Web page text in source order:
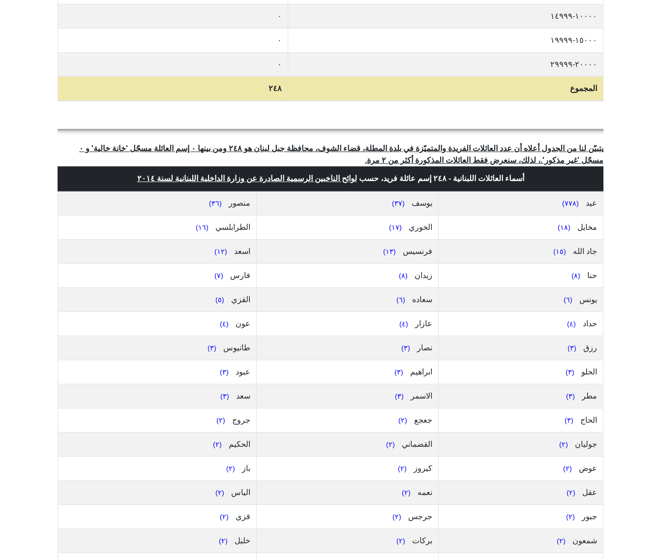
١٠٠٠٠-١٤٩٩٩ ٠
١٥٠٠٠-١٩٩٩٩ ٠
٢٠٠٠٠-٢٩٩٩٩ ٠
المجموع ٢٤٨
يتبيّن لنا من الجدول أعلاه أن عدد العائلات الفريدة والمتميّزة في بلدة المطلة، قضاء الشوف، محافظة جبل لبنان هو ٢٤٨ ومن بينها ٠ إسم العائلة مسجّل 'خانة خالية' و ٠
مسجّل 'غير مذكور'.، لذلك، سنعرض فقط العائلات المذكورة أكثر من ٢ مرة.
أسماء العائلات اللبنانية - ٢٤٨ إسم عائلة فريد، حسب لوائح الناخبين الرسمية الصادرة عن وزارة الداخلية اللبنانية لسنة ٢٠١٤
عيد (٧٧٨) يوسف (٣٧) منصور (٣٦)
مخايل (١٨) الخوري (١٧) الطرابلسي (١٦)
جاد الله (١٥) فرنسيس (١٣) اسعد (١٢)
حنا (٨) زيدان (٨) فارس (٧)
يونس (٦) سعاده (٦) القزي (٥)
حداد (٤) عازار (٤) عون (٤)
رزق (٣) نصار (٣) طانيوس (٣)
الحلو (٣) ابراهيم (٣) عبود (٣)
مطر (٣) الاسمر (٣) سعد (٣)
الحاج (٣) جعجع (٢) جروج (٢)
جوليان (٢) القضماني (٢) الحكيم (٢)
عوض (٢) كيروز (٢) باز (٢)
عقل (٢) نعمه (٢) الياس (٢)
جبور (٢) جرجس (٢) قزي (٢)
شمعون (٢) بركات (٢) خليل (٢)